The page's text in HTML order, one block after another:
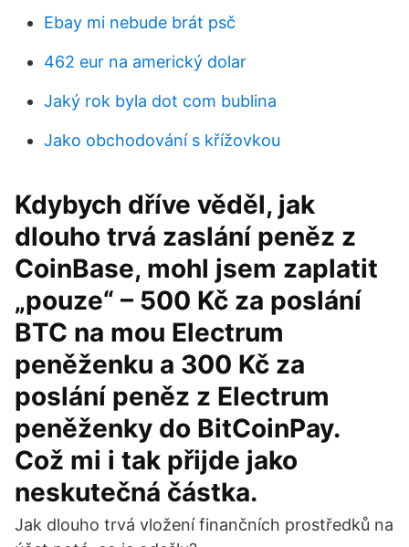
Ebay mi nebude brát psč
462 eur na americký dolar
Jaký rok byla dot com bublina
Jako obchodování s křížovkou
Kdybych dříve věděl, jak
dlouho trvá zaslání peněz z
CoinBase, mohl jsem zaplatit
„pouze“ – 500 Kč za poslání
BTC na mou Electrum
peněženku a 300 Kč za
poslání peněz z Electrum
peněženky do BitCoinPay.
Což mi i tak přijde jako
neskutečná částka.
Jak dlouho trvá vložení finančních prostředků na